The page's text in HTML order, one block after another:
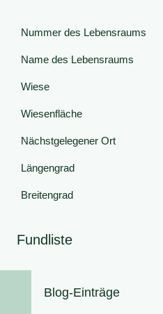
Nummer des Lebensraums
Name des Lebensraums
Wiese
Wiesenfläche
Nächstgelegener Ort
Längengrad
Breitengrad
Fundliste
Blog-Einträge